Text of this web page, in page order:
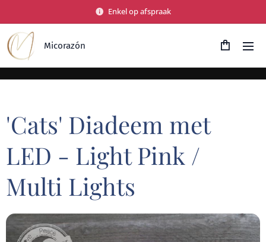
Enkel op afspraak
Micorazón
'Cats' Diadeem met
LED - Light Pink /
Multi Lights